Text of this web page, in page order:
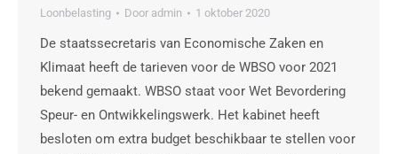
Loonbelasting Door admin 1 oktober 2020
De staatssecretaris van Economische Zaken en
Klimaat heeft de tarieven voor de WBSO voor 2021
bekend gemaakt. WBSO staat voor Wet Bevordering
Speur- en Ontwikkelingswerk. Het kabinet heeft
besloten om extra budget beschikbaar te stellen voor